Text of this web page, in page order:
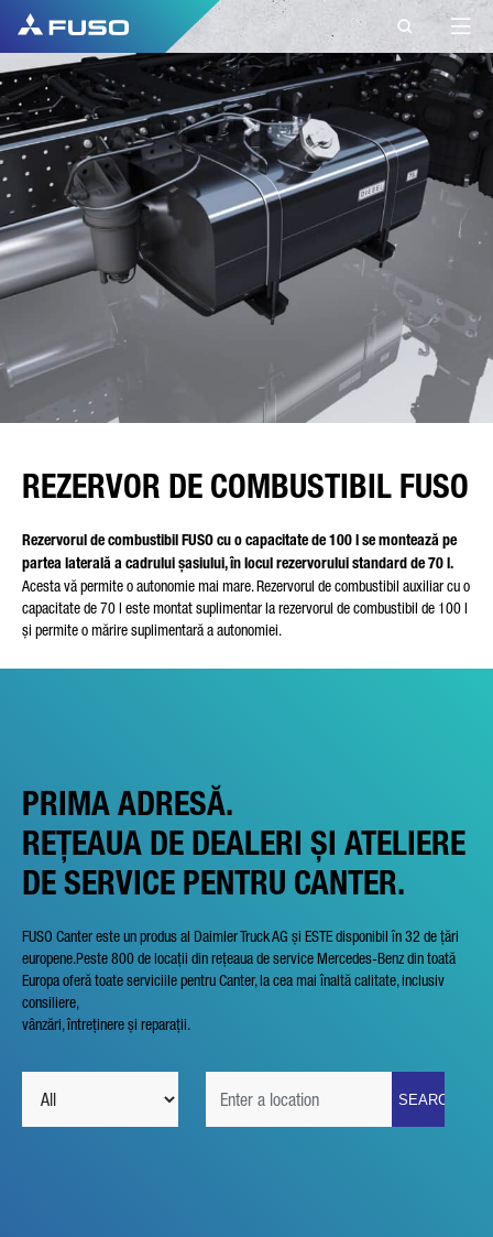
REZERVOR DE COMBUSTIBIL FUSO
Rezervorul de combustibil FUSO cu o capacitate de 100 l se montează pe
partea laterală a cadrului șasiului, în locul rezervorului standard de 70 l.
Acesta vă permite o autonomie mai mare. Rezervorul de combustibil auxiliar cu o
capacitate de 70 l este montat suplimentar la rezervorul de combustibil de 100 l
și permite o mărire suplimentară a autonomiei.
PRIMA ADRESĂ.
REȚEAUA DE DEALERI ȘI ATELIERE
DE SERVICE PENTRU CANTER.
FUSO Canter este un produs al Daimler Truck AG și ESTE disponibil în 32 de țări
europene.Peste 800 de locații din rețeaua de service Mercedes-Benz din toată
Europa oferă toate serviciile pentru Canter, la cea mai înaltă calitate, inclusiv
consiliere,
vânzări, întreținere și reparații.